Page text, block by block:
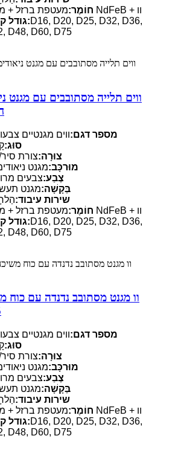
חוֹמֶר:
מעטפת ברזל + מגנט NdFeB + וו
גודל קוטר:D16, D20, D25, D32, D36,
D48, D60, D75
ווים תלייה מסתובבים עם מגנט
מספר דגם:ווים מגנטיים
סוּג:
צוּרָה:צורת
מוּרכָּב:מגנט
צֶבַע:צבעים
בַּקָשָׁה:מגנט
שירות עיבוד:
חוֹמֶר:
מעטפת ברזל + מגנט NdFeB + וו
גודל קוטר:D16, D20, D25, D32, D36,
D48, D60, D75
וו מגנט מסתובב נדנדה עם כוח
מספר דגם:ווים מגנטיים
סוּג:
צוּרָה:צורת
מוּרכָּב:מגנט
צֶבַע:צבעים
בַּקָשָׁה:מגנט
שירות עיבוד:
חוֹמֶר:
מעטפת ברזל + מגנט NdFeB + וו
גודל קוטר:D16, D20, D25, D32, D36,
D48, D60, D75